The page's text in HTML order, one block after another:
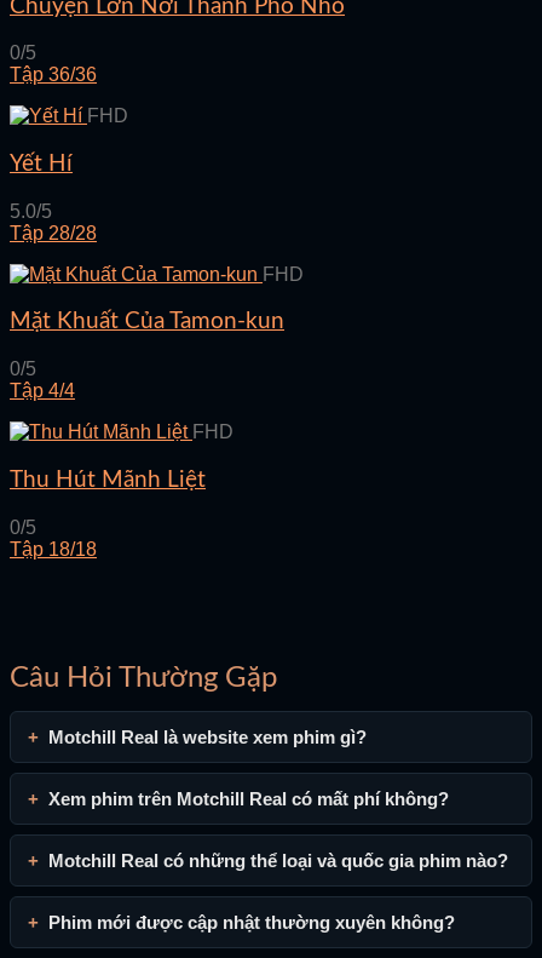
Chuyện Lớn Nơi Thành Phố Nhỏ
0/5
Tập 36/36
FHD
Yết Hí
5.0/5
Tập 28/28
FHD
Mặt Khuất Của Tamon-kun
0/5
Tập 4/4
FHD
Thu Hút Mãnh Liệt
0/5
Tập 18/18
Câu Hỏi Thường Gặp
Motchill Real là website xem phim gì?
Xem phim trên Motchill Real có mất phí không?
Motchill Real có những thể loại và quốc gia phim nào?
Phim mới được cập nhật thường xuyên không?